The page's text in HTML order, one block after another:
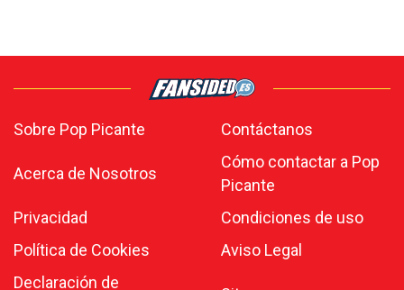
Sobre Pop Picante Contáctanos
Acerca de Nosotros
Cómo contactar a Pop
Picante
Privacidad
Condiciones de uso
Política de Cookies
Aviso Legal
Declaración de